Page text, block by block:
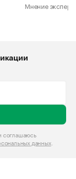
Мнение
соглашаюсь
данных.